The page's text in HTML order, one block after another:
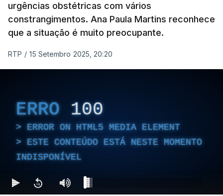
urgências obstétricas com vários
constrangimentos. Ana Paula Martins reconhece
que a situação é muito preocupante.
RTP / 15 Setembro 2025, 20:20
ERRO 100
ERROR ON HTML5 MEDIA ELEMENT
ESTE CONTEÚDO ESTÁ NESTE MOMENTO
INDISPONÍVEL